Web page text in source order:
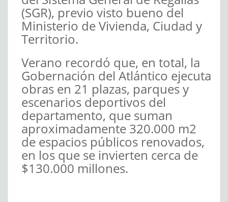
(SGR), previo visto bueno del
Ministerio de Vivienda, Ciudad y
Territorio.
Verano recordó que, en total, la
Gobernación del Atlántico ejecuta
obras en 21 plazas, parques y
escenarios deportivos del
departamento, que suman
aproximadamente 320.000 m2
de espacios públicos renovados,
en los que se invierten cerca de
$130.000 millones.